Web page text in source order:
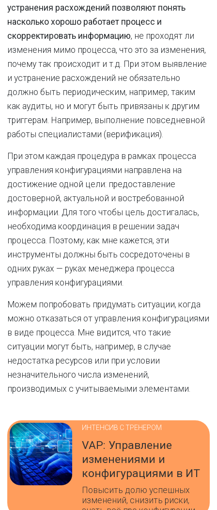
устранения расхождений позволяют понять
насколько хорошо работает процесс и
скорректировать информацию, не проходят ли
изменения мимо процесса, что это за изменения,
почему так происходит и т.д. При этом выявление
и устранение расхождений не обязательно
должно быть периодическим, например, таким
как аудиты, но и могут быть привязаны к другим
триггерам. Например, выполнение повседневной
работы специалистами (верификация).
При этом каждая процедура в рамках процесса
управления конфигурациями направлена на
достижение одной цели: предоставление
достоверной, актуальной и востребованной
информации. Для того чтобы цель достигалась,
необходима координация в решении задач
процесса. Поэтому, как мне кажется, эти
инструменты должны быть сосредоточены в
одних руках — руках менеджера процесса
управления конфигурациями.
Можем попробовать придумать ситуации, когда
можно отказаться от управления конфигурациями
в виде процесса. Мне видится, что такие
ситуации могут быть, например, в случае
недостатка ресурсов или при условии
незначительного числа изменений,
производимых с учитываемыми элементами.
ИНТЕНСИВ С ТРЕНЕРОМ
VAP: Управление
изменениями и
конфигурациями в ИТ
Повысить долю успешных
изменений, снизить риски,